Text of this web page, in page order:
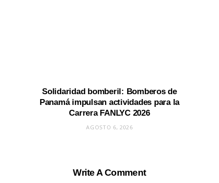
Solidaridad bomberil: Bomberos de
Panamá impulsan actividades para la
Carrera FANLYC 2026
AGOSTO 6, 2026
Write A Comment